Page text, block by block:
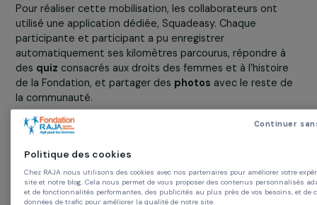
km parcourus.
Une expérience digitale avec Squadeasy
Pour réaliser cette mobilisation, les collaborateurs ont
utilisé une application dédiée, Squadeasy. Chaque
participante et participant a pu enregistrer
desquizconsacrés aux droits des femmes et à
de la Fondation, et partager desphotosavec le reste
la communauté.